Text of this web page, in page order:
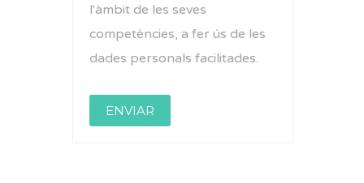
l'àmbit de les seves
competències, a fer ús de les
dades personals facilitades.